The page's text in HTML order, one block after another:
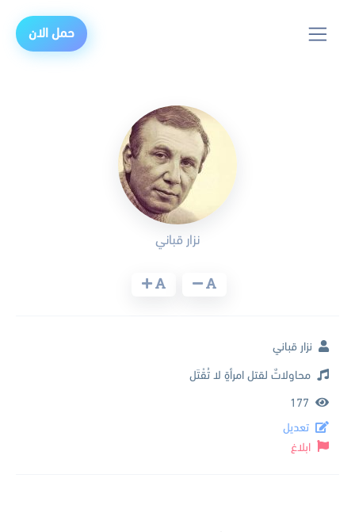
حمل الان
نزار قباني
نزار قباني
محاولاتٌ لقتل امرأةٍ لا تُقْتَل
177
تعديل
ابلاغ